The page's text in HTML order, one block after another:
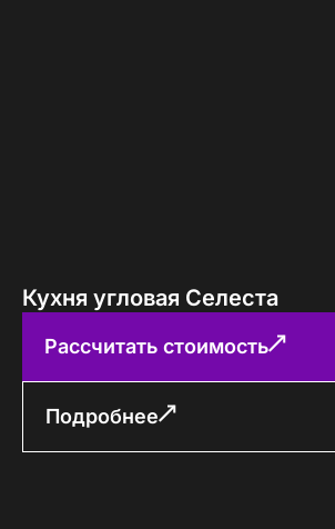
Кухня угловая Селеста
Рассчитать стоимость
Подробнее